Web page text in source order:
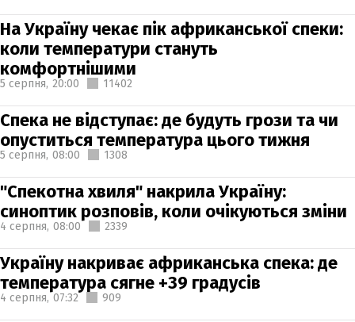
На Україну чекає пік африканської спеки:
коли температури стануть
комфортнішими
5 серпня, 20:00 11402
Спека не відступає: де будуть грози та чи
опуститься температура цього тижня
5 серпня, 08:00 1308
"Спекотна хвиля" накрила Україну:
синоптик розповів, коли очікуються зміни
4 серпня, 08:00 2339
Україну накриває африканська спека: де
температура сягне +39 градусів
4 серпня, 07:32 909